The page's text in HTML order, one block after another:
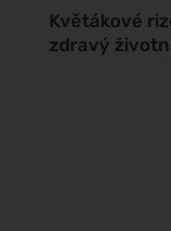
Květákové
zdravý